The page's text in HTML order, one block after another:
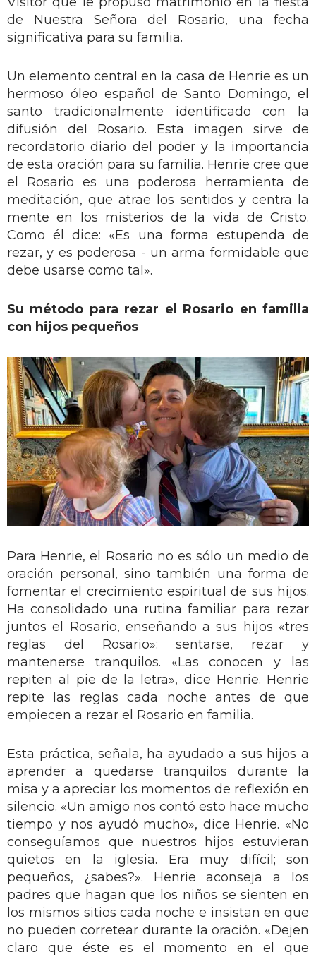
de Nuestra Señora del Rosario, una fecha
significativa para su familia.
Un elemento central en la casa de Henrie es un
hermoso óleo español de Santo Domingo, el
santo tradicionalmente identificado con la
difusión del Rosario. Esta imagen sirve de
recordatorio diario del poder y la importancia
de esta oración para su familia. Henrie cree que
el Rosario es una poderosa herramienta de
meditación, que atrae los sentidos y centra la
mente en los misterios de la vida de Cristo.
Como él dice: «Es una forma estupenda de
rezar, y es poderosa - un arma formidable que
debe usarse como tal».
Su método para rezar el Rosario en familia
con hijos pequeños
Para Henrie, el Rosario no es sólo un medio de
oración personal, sino también una forma de
fomentar el crecimiento espiritual de sus hijos.
Ha consolidado una rutina familiar para rezar
juntos el Rosario, enseñando a sus hijos «tres
reglas del Rosario»: sentarse, rezar y
mantenerse tranquilos. «Las conocen y las
repiten al pie de la letra», dice Henrie. Henrie
repite las reglas cada noche antes de que
empiecen a rezar el Rosario en familia.
Esta práctica, señala, ha ayudado a sus hijos a
aprender a quedarse tranquilos durante la
misa y a apreciar los momentos de reflexión en
silencio. «Un amigo nos contó esto hace mucho
tiempo y nos ayudó mucho», dice Henrie. «No
conseguíamos que nuestros hijos estuvieran
quietos en la iglesia. Era muy difícil; son
pequeños, ¿sabes?». Henrie aconseja a los
padres que hagan que los niños se sienten en
los mismos sitios cada noche e insistan en que
no pueden corretear durante la oración. «Dejen
claro que éste es el momento en el que